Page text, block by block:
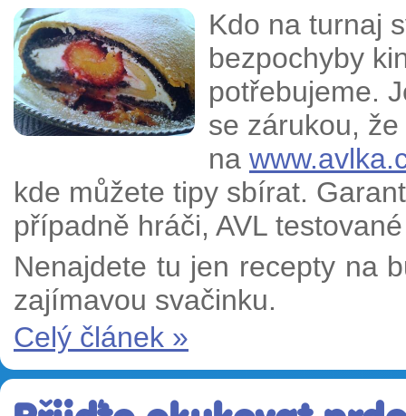
Kdo na turnaj
bezpochyby
potřebujeme.
se zárukou,
na
kde můžete tipy sbírat.
případně hráči, AVL
Nenajdete tu jen recepty na
zajímavou svačinku.
Celý článek »